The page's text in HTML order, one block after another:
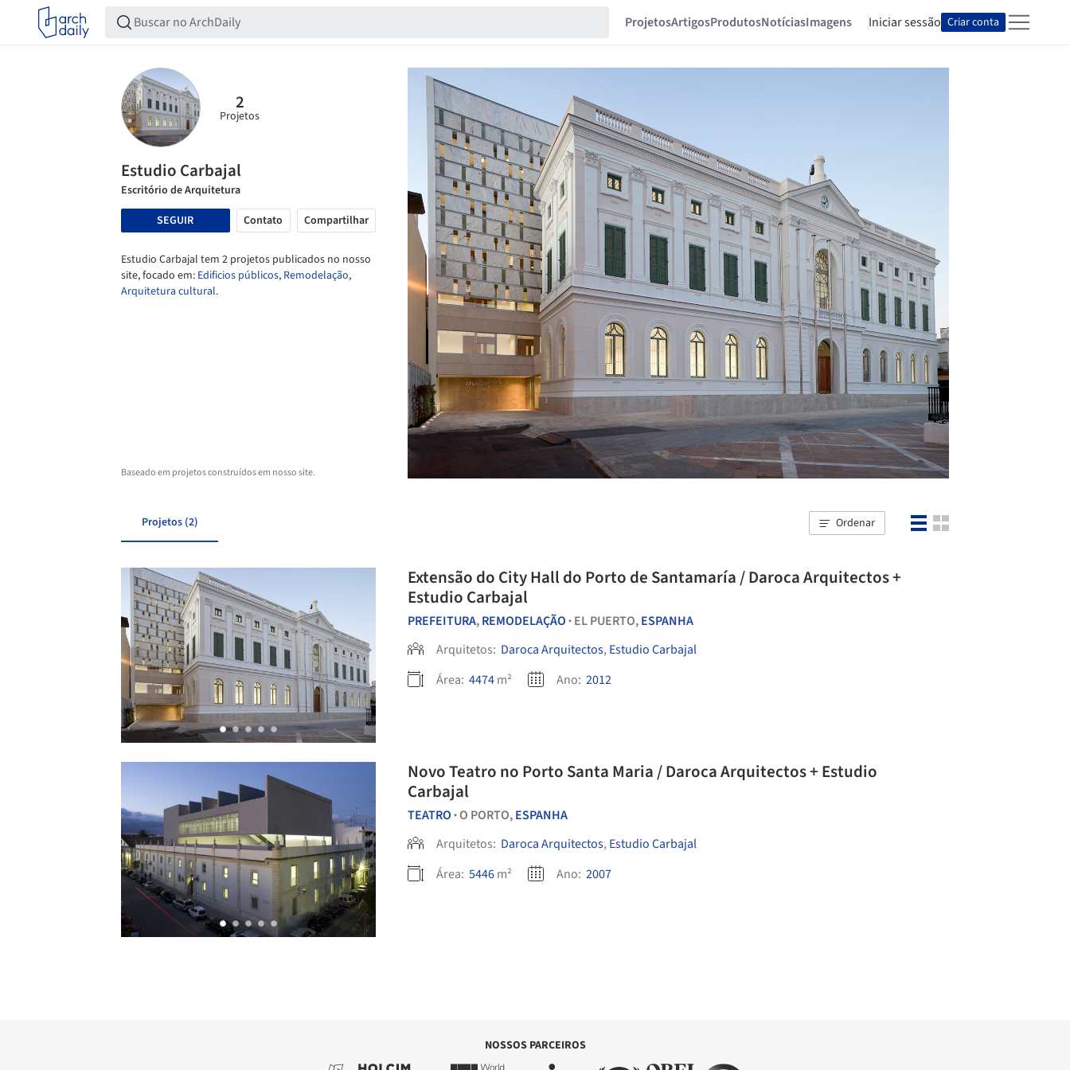
ProjetosArtigosProdutosNotíciasImagens Iniciar sessão Criar conta
2
Projetos
Estudio Carbajal
Escritório de Arquitetura
SEGUIR
Contato Compartilhar
Estudio Carbajal tem 2 projetos publicados no nosso
site, focado em: Edificios públicos, Remodelação,
Arquitetura cultural.
Baseado em projetos construídos em nosso site.
Projetos (2) Ordenar
Extensão do City Hall do Porto de Santamaría / Daroca Arquitectos +
Estudio Carbajal
PREFEITURA,REMODELAÇÃO • EL PUERTO,ESPANHA
Arquitetos: Daroca Arquitectos, Estudio Carbajal
Área: 4474m² Ano: 2012
Novo Teatro no Porto Santa Maria / Daroca Arquitectos + Estudio
Carbajal
TEATRO •O PORTO,ESPANHA
Arquitetos: Daroca Arquitectos, Estudio Carbajal
Área: 5446m² Ano: 2007